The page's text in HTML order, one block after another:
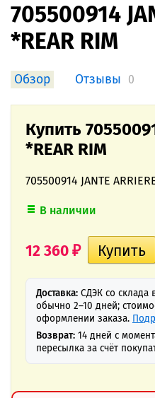
705500914
*REAR RIM
Обзор Отзывы 0
Купить
*REAR RIM
705500914 JANTE
В наличии
12 360 ₽
Доставка: СДЭК со склада
обычно 2–10 дней;
оформлении заказа.
Возврат: 14 дней с
пересылка за счёт